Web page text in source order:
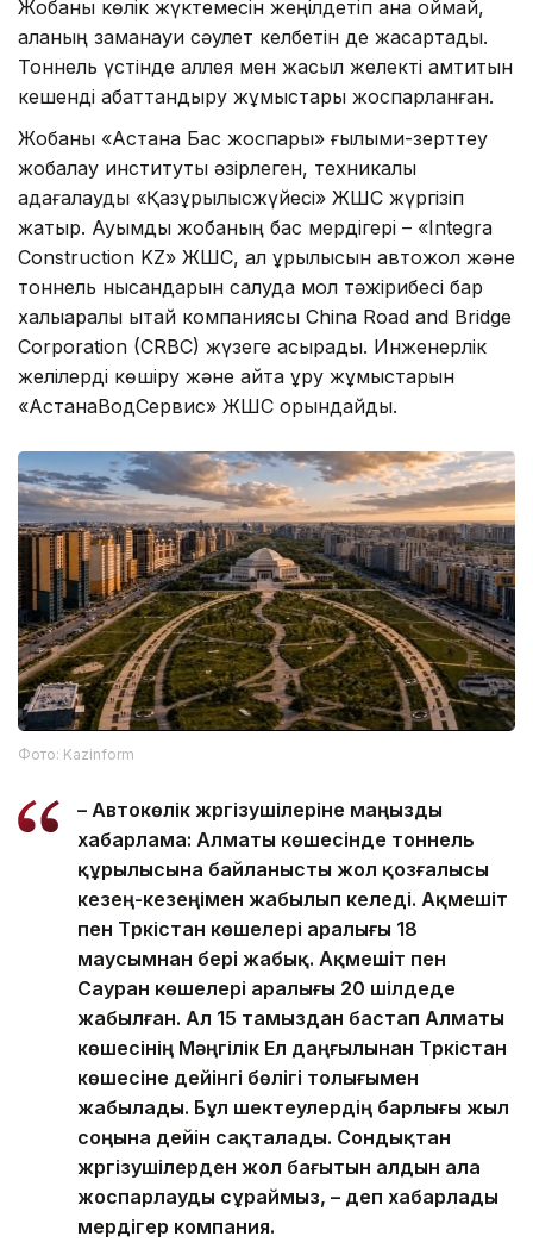
Жобаны көлік жүктемесін жеңілдетіп қана қоймай,
қаланың заманауи сәулет келбетін де жақсартады.
Тоннель үстінде аллея мен жасыл желекті қамтитын
кешенді абаттандыру жұмыстары жоспарланған.
Жобаны «Астана Бас жоспары» ғылыми-зерттеу
жобалау институты әзірлеген, техникалық
қадағалауды «Қазқұрылысжүйесі» ЖШС жүргізіп
жатыр. Ауқымды жобаның бас мердігері – «Integra
Construction KZ» ЖШС, ал құрылысын автожол және
тоннель нысандарын салуда мол тәжірибесі бар
халықаралық қытай компаниясы China Road and Bridge
Corporation (CRBC) жүзеге асырады. Инженерлік
желілерді көшіру және қайта құру жұмыстарын
«АстанаВодСервис» ЖШС орындайды.
Фото: Kazinform
– Автокөлік жүргізушілеріне маңызды
хабарлама: Алматы көшесінде тоннель
құрылысына байланысты жол қозғалысы
кезең-кезеңімен жабылып келеді. Ақмешіт
пен Түркістан көшелері аралығы 18
маусымнан бері жабық. Ақмешіт пен
Сауран көшелері аралығы 20 шілдеде
жабылған. Ал 15 тамыздан бастап Алматы
көшесінің Мәңгілік Ел даңғылынан Түркістан
көшесіне дейінгі бөлігі толығымен
жабылады. Бұл шектеулердің барлығы жыл
соңына дейін сақталады. Сондықтан
жүргізушілерден жол бағытын алдын ала
жоспарлауды сұраймыз, – деп хабарлады
мердігер компания.